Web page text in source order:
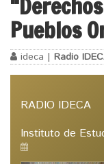
Pueblos
ideca | Radio
RADIO IDECA
Instituto de